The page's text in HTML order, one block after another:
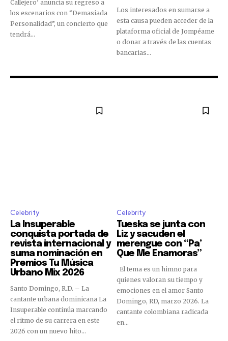
Callejero’ anuncia su regreso a
los escenarios con “Demasiada
Personalidad”, un concierto que
tendrá...
Los interesados en sumarse a
esta causa pueden acceder de la
plataforma oficial de Jompéame
o donar a través de las cuentas
bancarias...
Celebrity
La Insuperable
conquista portada de
revista internacional y
suma nominación en
Premios Tu Música
Urbano Mix 2026
Santo Domingo, R.D. – La
cantante urbana dominicana La
Insuperable continúa marcando
el ritmo de su carrera en este
2026 con un nuevo hito...
Celebrity
Tueska se junta con
Liz y sacuden el
merengue con “Pa’
Que Me Enamoras”
quienes valoran su tiempo y
emociones en el amor Santo
Domingo, RD, marzo 2026. La
cantante colombiana radicada
en...